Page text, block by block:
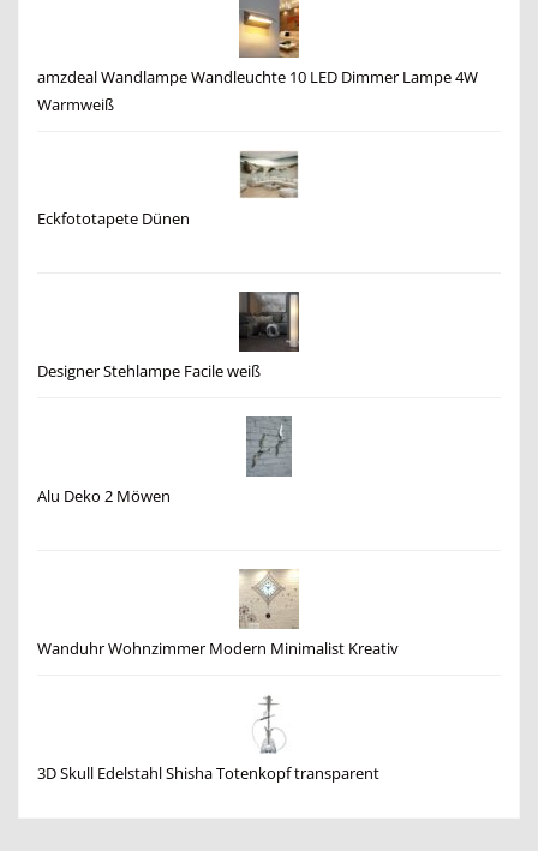
amzdeal Wandlampe Wandleuchte 10 LED Dimmer Lampe 4W
Warmweiß
Eckfototapete Dünen
Designer Stehlampe Facile weiß
Alu Deko 2 Möwen
Wanduhr Wohnzimmer Modern Minimalist Kreativ
3D Skull Edelstahl Shisha Totenkopf transparent